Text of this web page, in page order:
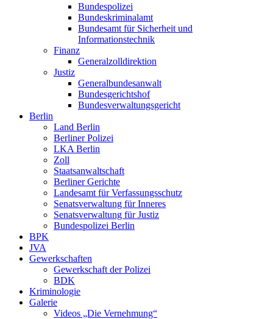
Bundespolizei
Bundeskriminalamt
Bundesamt für Sicherheit und
Informationstechnik
Finanz
Generalzolldirektion
Justiz
Generalbundesanwalt
Bundesgerichtshof
Bundesverwaltungsgericht
Berlin
Land Berlin
Berliner Polizei
LKA Berlin
Zoll
Staatsanwaltschaft
Berliner Gerichte
Landesamt für Verfassungsschutz
Senatsverwaltung für Inneres
Senatsverwaltung für Justiz
Bundespolizei Berlin
BPK
JVA
Gewerkschaften
Gewerkschaft der Polizei
BDK
Kriminologie
Galerie
Videos „Die Vernehmung“